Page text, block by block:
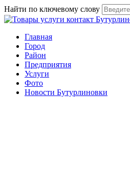
Найти по ключевому слову
Главная
Город
Район
Предприятия
Услуги
Фото
Новости Бутурлиновки